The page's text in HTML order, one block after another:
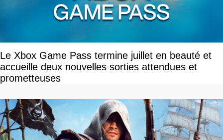
Le Xbox Game Pass termine juillet en beauté et
accueille deux nouvelles sorties attendues et
prometteuses